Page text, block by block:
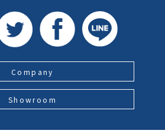
Company
Showroom